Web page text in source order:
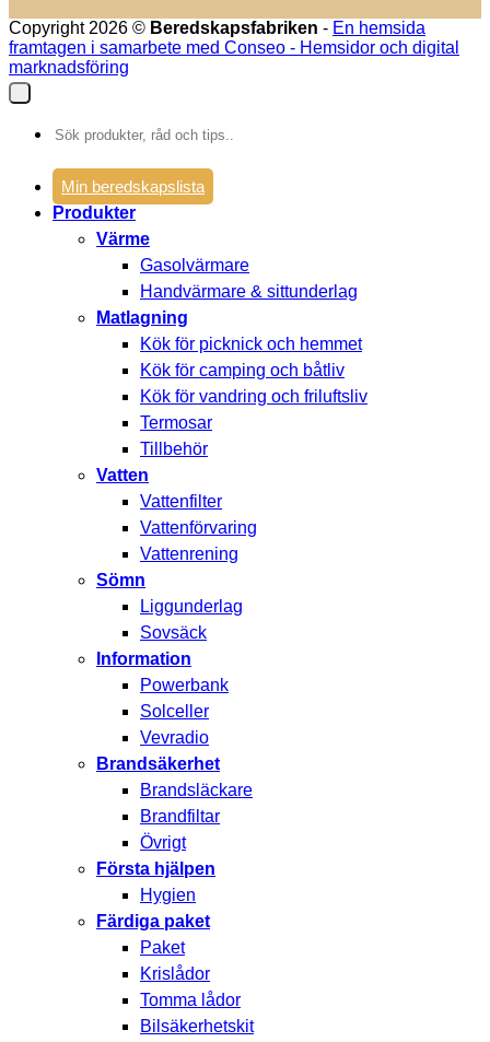
Copyright 2026 © Beredskapsfabriken - En hemsida
framtagen i samarbete med Conseo - Hemsidor och digital
marknadsföring
Sök
Min beredskapslista
Produkter
Värme
Gasolvärmare
Handvärmare & sittunderlag
Matlagning
Kök för picknick och hemmet
Kök för camping och båtliv
Kök för vandring och friluftsliv
Termosar
Tillbehör
Vatten
Vattenfilter
Vattenförvaring
Vattenrening
Sömn
Liggunderlag
Sovsäck
Information
Powerbank
Solceller
Vevradio
Brandsäkerhet
Brandsläckare
Brandfiltar
Övrigt
Första hjälpen
Hygien
Färdiga paket
Paket
Krislådor
Tomma lådor
Bilsäkerhetskit